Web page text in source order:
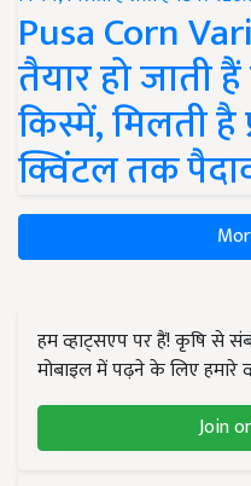
Pusa Corn
तैयार हो जाती
किस्में, मिलती है
क्विंटल तक
हम व्हाट्सएप पर हैं! कृषि से
मोबाइल में पढ़ने के लिए हमारे
Join